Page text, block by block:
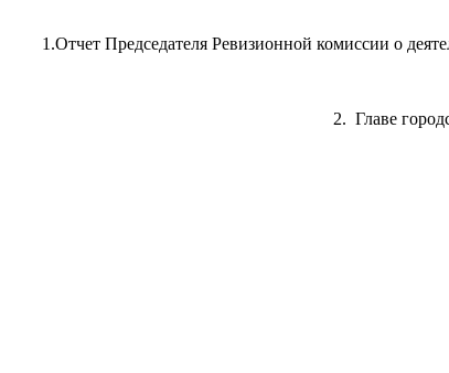
1.Отчет Председателя Ревизионной комиссии о
2. Главе